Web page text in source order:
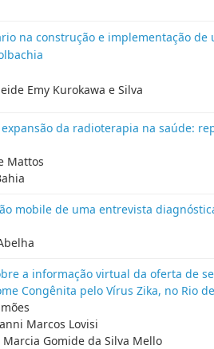
na construção e implementação
Emy Kurokawa e Silva
da radioterapia na saúde:
de Mattos
mobile de uma entrevista
a informação virtual da oferta de
Congênita pelo Vírus Zika, no Rio
Marcos Lovisi
Marcia Gomide da Silva Mello